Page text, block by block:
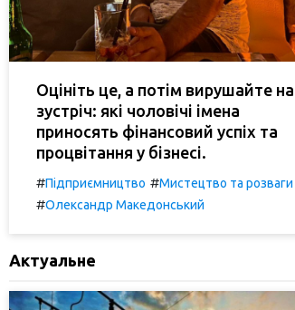
Оцініть це, а потім вирушайте на
зустріч: які чоловічі імена
приносять фінансовий успіх та
процвітання у бізнесі.
#Підприємництво #Мистецтво та розваги
#Олександр Македонський
Актуальне